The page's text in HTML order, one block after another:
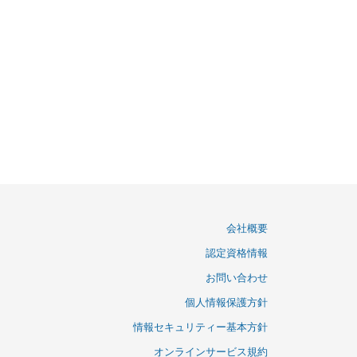
会社概要
認定資格情報
お問い合わせ
個人情報保護方針
情報セキュリティー基本方針
オンラインサービス規約